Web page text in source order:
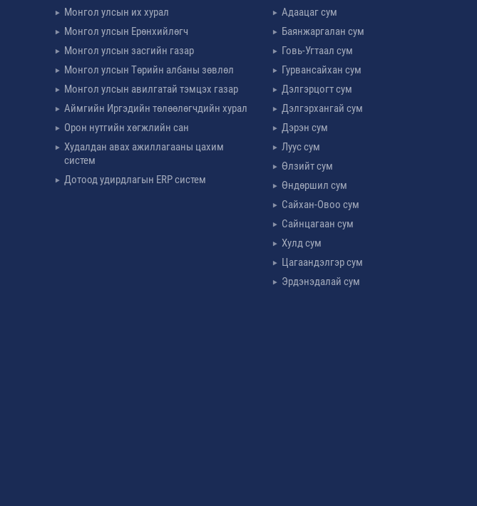
Монгол улсын их хурал
Монгол улсын Ерөнхийлөгч
Монгол улсын засгийн газар
Монгол улсын Төрийн албаны зөвлөл
Монгол улсын авилгатай тэмцэх газар
Аймгийн Иргэдийн төлөөлөгчдийн хурал
Орон нутгийн хөгжлийн сан
Худалдан авах ажиллагааны цахим
систем
Дотоод удирдлагын ERP систем
Адаацаг сум
Баянжаргалан сум
Говь-Угтаал сум
Гурвансайхан сум
Дэлгэрцогт сум
Дэлгэрхангай сум
Дэрэн сум
Луус сум
Өлзийт сум
Өндөршил сум
Сайхан-Овоо сум
Сайнцагаан сум
Хулд сум
Цагаандэлгэр сум
Эрдэнэдалай сум